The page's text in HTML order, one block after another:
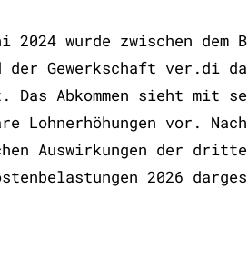
2024 wurde zwischen dem
der Gewerkschaft ver.di
Das Abkommen sieht mit
Lohnerhöhungen vor.
Auswirkungen der
2026